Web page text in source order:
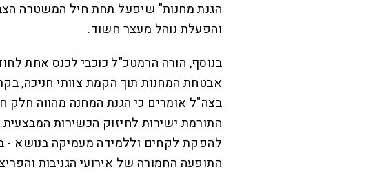
הגנת מחנות" שיפעל תחת חיל המשטרה
והפעלת נוהל מעצר חשוד.
בנוסף, הורה הרמטכ"ל כוכבי לכנס אחת
אבטחת המחנות תוך הקמת צוותי חניכה,
בצה"ל אומרים כי הגנת המחנה מהווה
התורמת ישירות לחיזוק הכשירות
להפקת לקחים וללמידה מעמיקה בנושא
התופעה החמורה של אירועי הגניבות